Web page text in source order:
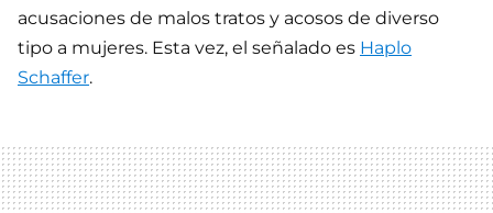
acusaciones de malos tratos y acosos de diverso
tipo a mujeres. Esta vez, el señalado es Haplo
Schaffer.